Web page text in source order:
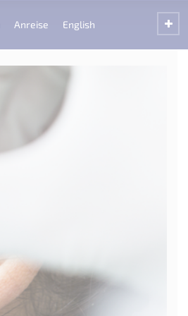
Anreise English